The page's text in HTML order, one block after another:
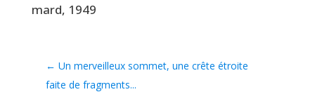
mard, 1949
← Un merveilleux sommet, une crête étroite
faite de fragments...